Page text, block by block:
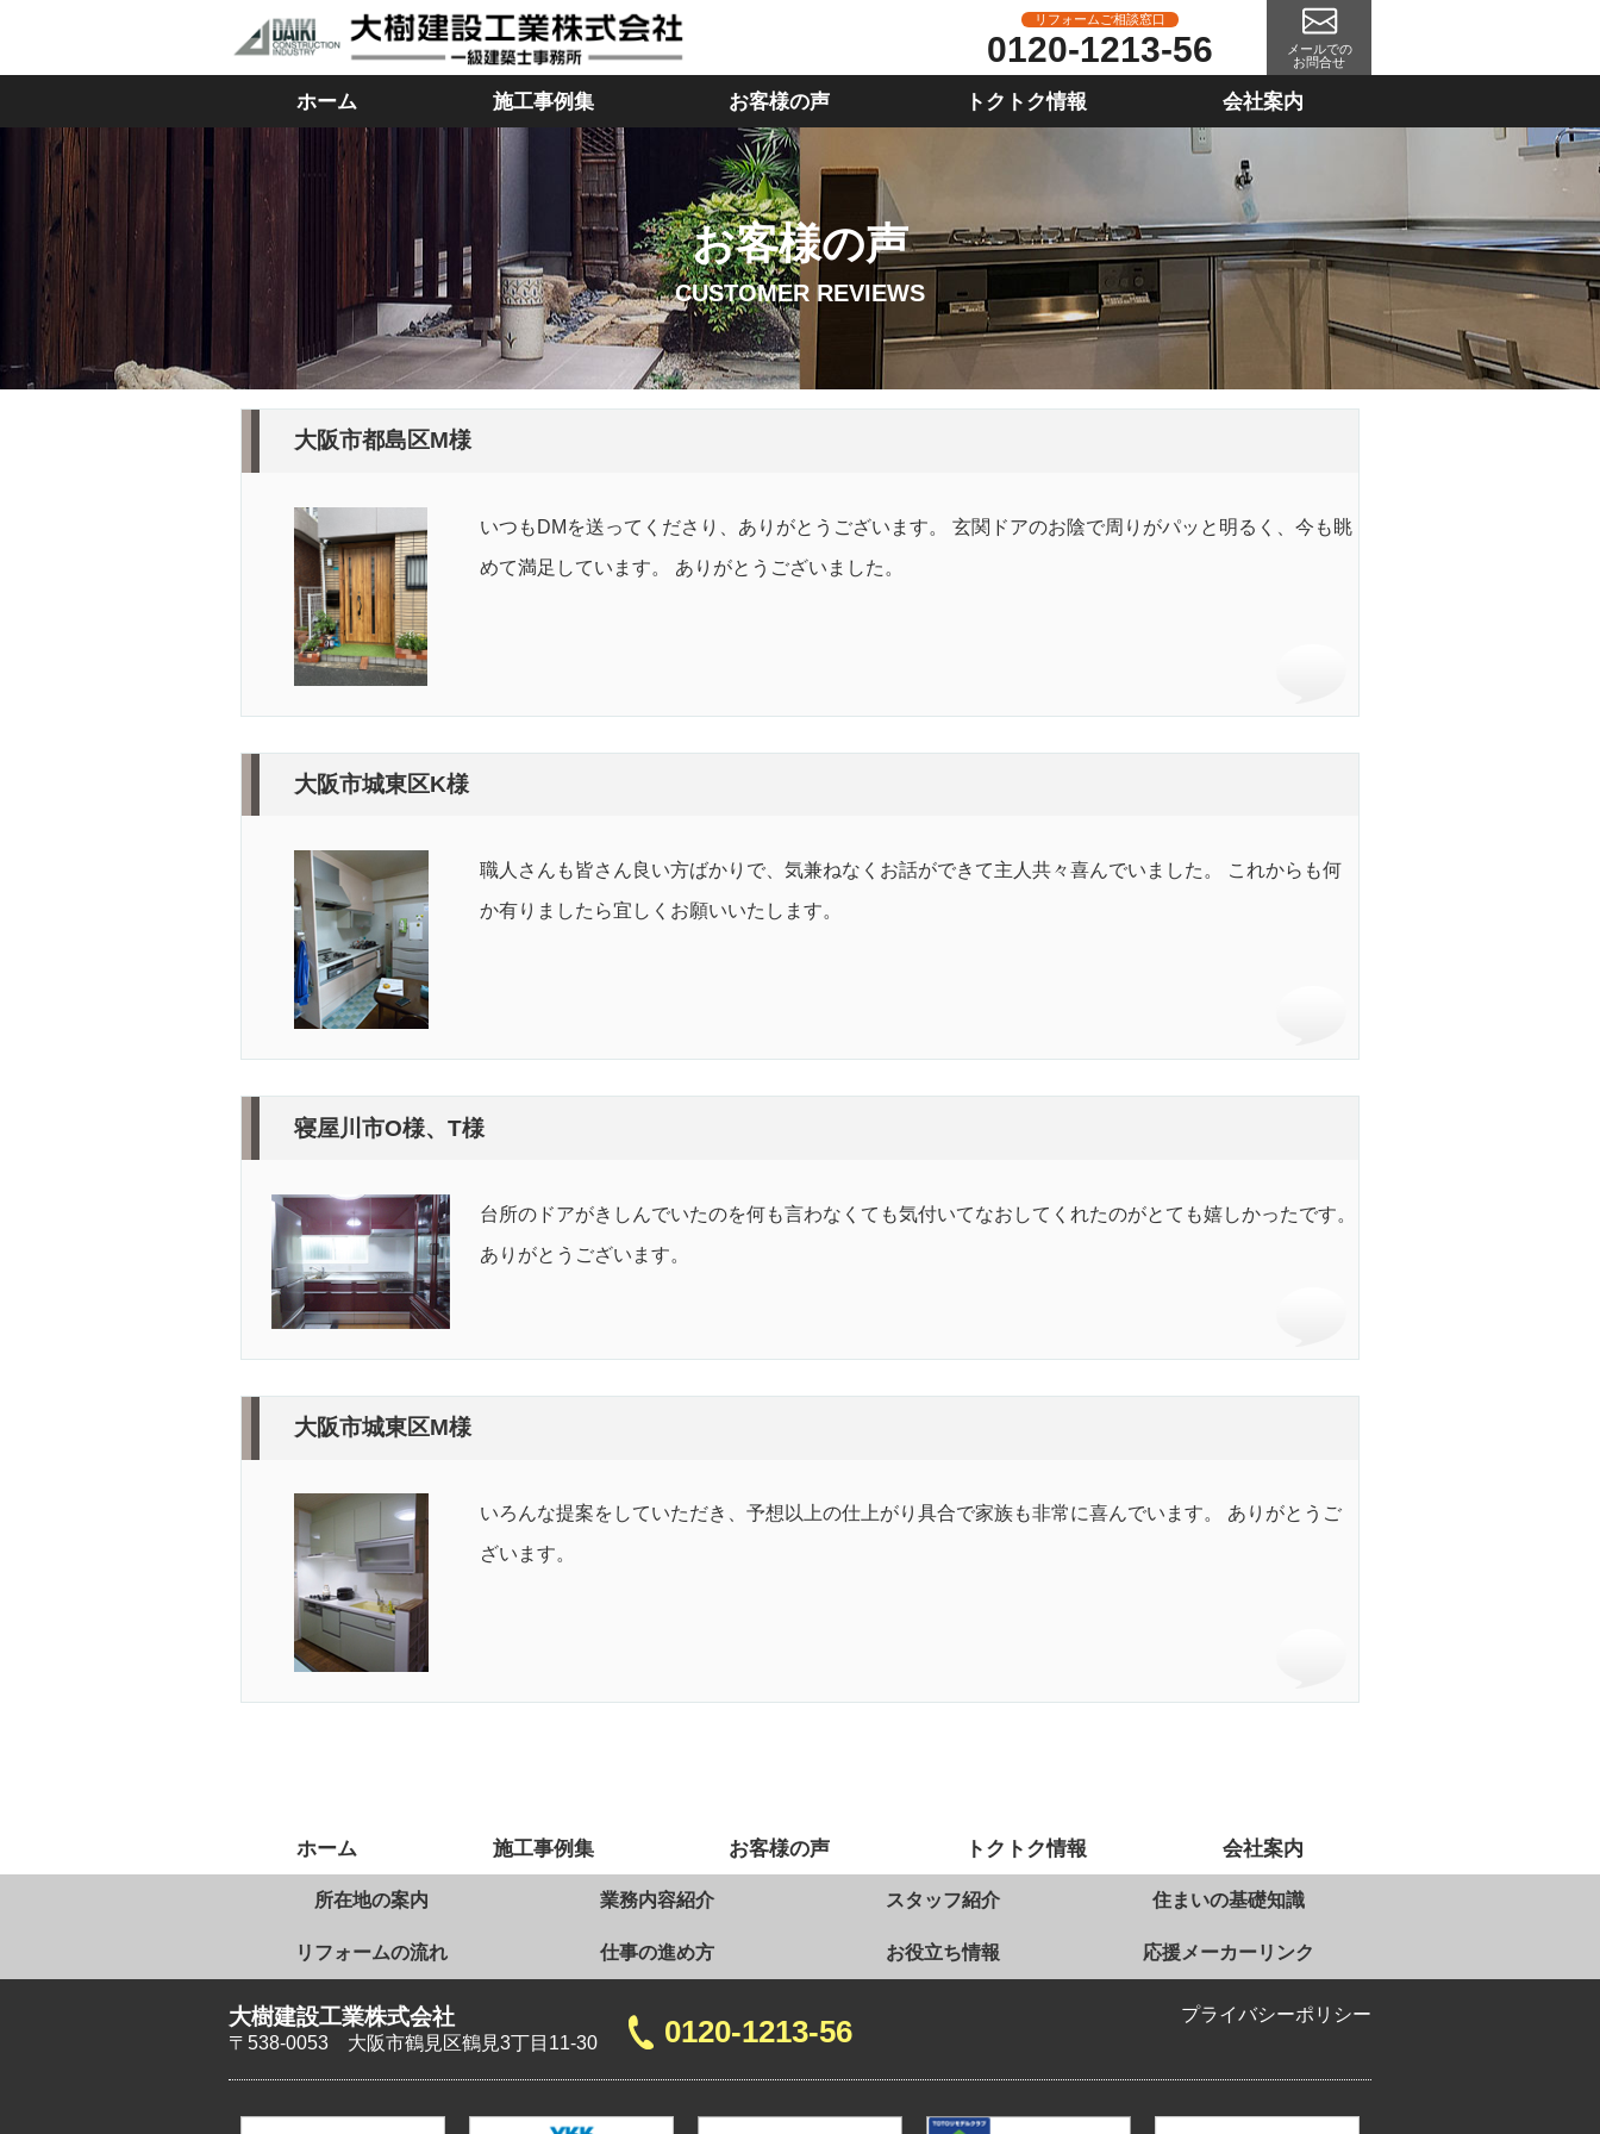
リフォームご相談窓口
0120-1213-56
メールでの
お問合せ
ホーム 施工事例集 お客様の声 トクトク情報 会社案内
お客様の声
CUSTOMER REVIEWS
大阪市都島区M様
いつもDMを送ってくださり、ありがとうございます。 玄関ドアのお陰で周りがパッと明るく、今も眺
めて満足しています。 ありがとうございました。
大阪市城東区K様
職人さんも皆さん良い方ばかりで、気兼ねなくお話ができて主人共々喜んでいました。 これからも何
か有りましたら宜しくお願いいたします。
寝屋川市O様、T様
台所のドアがきしんでいたのを何も言わなくても気付いてなおしてくれたのがとても嬉しかったです。
ありがとうございます。
大阪市城東区M様
いろんな提案をしていただき、予想以上の仕上がり具合で家族も非常に喜んでいます。 ありがとうご
ざいます。
ホーム 施工事例集 お客様の声 トクトク情報 会社案内
所在地の案内 業務内容紹介 スタッフ紹介 住まいの基礎知識
リフォームの流れ 仕事の進め方 お役立ち情報 応援メーカーリンク
大樹建設工業株式会社
〒538-0053 大阪市鶴見区鶴見3丁目11-30 0120-1213-56 プライバシーポリシー